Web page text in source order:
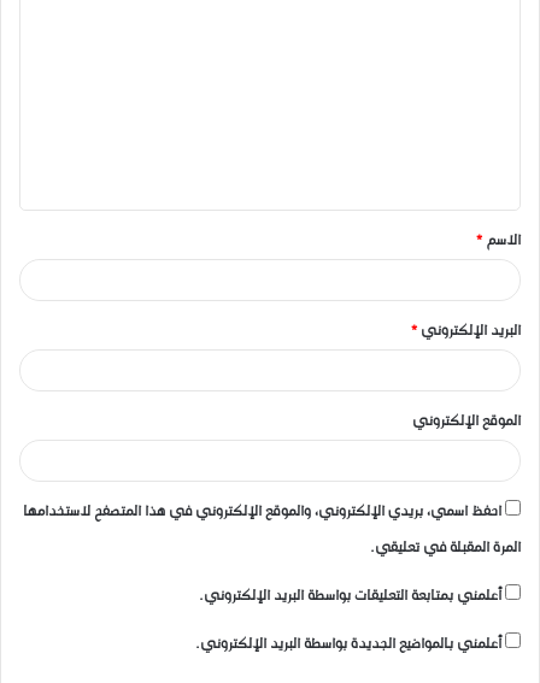
ق
*
الاسم *
البريد الإلكتروني *
الموقع الإلكتروني
احفظ اسمي، بريدي الإلكتروني، والموقع الإلكتروني في هذا المتصفح لاستخدامها
المرة المقبلة في تعليقي.
أعلمني بمتابعة التعليقات بواسطة البريد الإلكتروني.
أعلمني بالمواضيع الجديدة بواسطة البريد الإلكتروني.